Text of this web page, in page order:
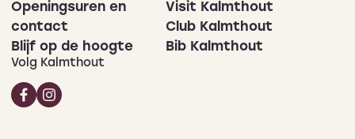
Openingsuren en
contact
Blijf op de hoogte
Visit Kalmthout
Club Kalmthout
Bib Kalmthout
Volg Kalmthout